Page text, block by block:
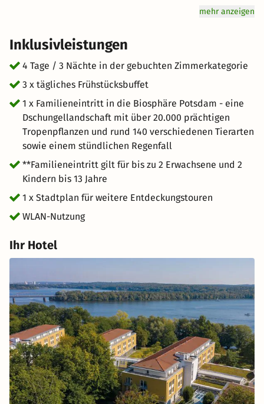
gemeinsamer Erlebnisse. Mitten in Potsdam gibt es
Urlaubsstimmung herrscht: die Biosphäre Potsdam. Die
Dschungellandschaft mit über 20.000 prächtigen
Tropenpflanzen und rund 140 verschiedenen Tierarten
sowie einem stündlichen Regenfall versetzt ihre Gäste in
eine ferne Welt. Die Reise führt vorbei an einem
Wasserfall, auf den Höhenweg, der sich in den Kronen
der bis zu 14 Meter hohen Bäume befindet und über
verschlungene Pfade zum Schmetterlingshaus und der
Unterwasserwelt Aquasphäre. Schließtage der Biosphäre
Potsdam: 24.12. und 31.12.
mehr anzeigen
Inklusivleistungen
4 Tage / 3 Nächte in der gebuchten Zimmerkategorie
3 x tägliches Frühstücksbuffet
1 x Familieneintritt in die Biosphäre Potsdam - eine
Dschungellandschaft mit über 20.000 prächtigen
Tropenpflanzen und rund 140 verschiedenen Tierarten
sowie einem stündlichen Regenfall
**Familieneintritt gilt für bis zu 2 Erwachsene und 2
Kindern bis 13 Jahre
1 x Stadtplan für weitere Entdeckungstouren
WLAN-Nutzung
Ihr Hotel